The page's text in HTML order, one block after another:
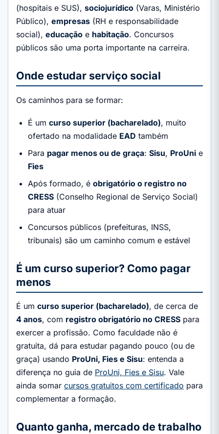
(hospitais e SUS), sociojurídico (Varas, Ministério
Público), empresas (RH e responsabilidade
social), educação e habitação. Concursos
públicos são uma porta importante na carreira.
Onde estudar serviço social
Os caminhos para se formar:
É um curso superior (bacharelado), muito
ofertado na modalidade EAD também
Para pagar menos ou de graça: Sisu, ProUni e
Fies
Após formado, é obrigatório o registro no
CRESS (Conselho Regional de Serviço Social)
para atuar
Concursos públicos (prefeituras, INSS,
tribunais) são um caminho comum e estável
É um curso superior? Como pagar
menos
É um curso superior (bacharelado), de cerca de
4 anos, com registro obrigatório no CRESS para
exercer a profissão. Como faculdade não é
gratuita, dá para estudar pagando pouco (ou de
graça) usando ProUni, Fies e Sisu: entenda a
diferença no guia de ProUni, Fies e Sisu. Vale
ainda somar cursos gratuitos com certificado para
complementar a formação.
Quanto ganha, mercado de trabalho